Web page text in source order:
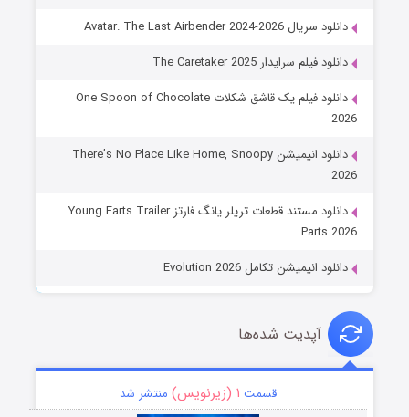
دانلود سریال Avatar: The Last Airbender 2024-2026
دانلود فیلم سرایدار The Caretaker 2025
دانلود فیلم یک قاشق شکلات One Spoon of Chocolate
2026
دانلود انیمیشن There’s No Place Like Home, Snoopy
2026
دانلود مستند قطعات تریلر یانگ فارتز Young Farts Trailer
Parts 2026
دانلود انیمیشن تکامل Evolution 2026
آپدیت شده‌ها
قسمت ۱ (زیرنویس) منتشر شد